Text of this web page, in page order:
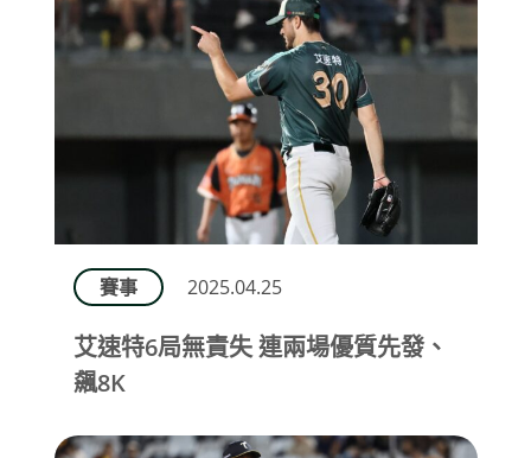
賽事 2025.04.25
艾速特6局無責失 連兩場優質先發、
飆8K